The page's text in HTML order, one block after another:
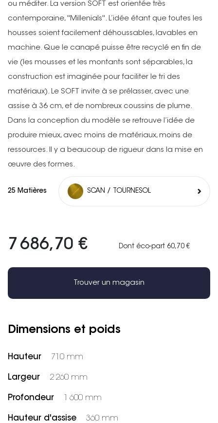
ou méditer. La version SOFT est orientée très
contemporaine, ''Millenials''. L’idée étant que toutes les
housses soient facilement déhoussables, lavables en
machine. Que le canapé puisse être recyclé en fin de
vie (les mousses et les montants sont séparables, la
construction est imaginée pour faciliter le tri des
matériaux). Le SOFT invite à se prélasser, avec une
assise à 36 cm, et de nombreux coussins de plume.
Dans la conception du modèle se retrouve l’idée de
produire mieux, avec moins de matériaux, moins de
ressources. Il y a beaucoup de rigueur dans la mise en
œuvre des formes.
25 Matières SCAN / TOURNESOL
7 686,70 € Dont éco-part 60,70 €
Trouver un magasin
Dimensions et poids
Hauteur 710 mm
Largeur 2 260 mm
Profondeur 1 600 mm
Hauteur d'assise 360 mm